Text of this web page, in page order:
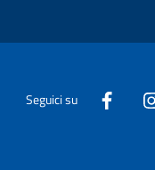
Seguici su